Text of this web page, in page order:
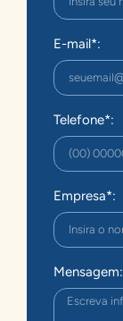
E-mail*:
Telefone*:
Empresa*:
Mensagem: